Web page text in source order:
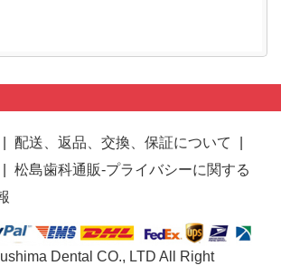
配送、返品、交換、保証について
松島歯科通販-プライバシーに関する
Dental CO., LTD All Right